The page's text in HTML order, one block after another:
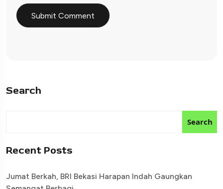
Search
Search
Recent Posts
Jumat Berkah, BRI Bekasi Harapan Indah Gaungkan